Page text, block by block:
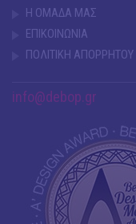
Η ΟΜΑΔΑ ΜΑΣ
ΕΠΙΚΟΙΝΩΝΙΑ
ΠΟΛΙΤΙΚΗ ΑΠΟΡΡΗΤΟΥ
info@debop.gr